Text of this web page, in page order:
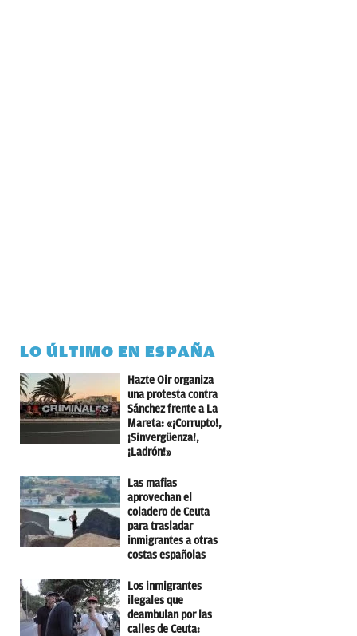
LO ÚLTIMO EN ESPAÑA
Hazte Oir organiza
una protesta contra
Sánchez frente a La
Mareta: «¡Corrupto!,
¡Sinvergüenza!,
¡Ladrón!»
Las mafias
aprovechan el
coladero de Ceuta
para trasladar
inmigrantes a otras
costas españolas
Los inmigrantes
ilegales que
deambulan por las
calles de Ceuta: